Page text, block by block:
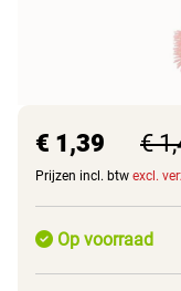
€ 1,39 €
Prijzen incl. btw excl.
Op voorraad